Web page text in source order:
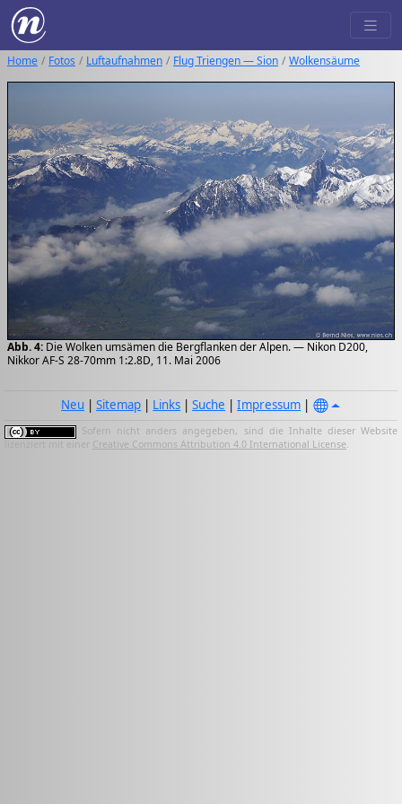
Home Fotos Luftaufnahmen Flug Triengen — Sion Wolkensäume
Abb. 4: Die Wolken umsämen die Bergflanken der Alpen. — Nikon D200,
Nikkor AF-S 28-70mm 1:2.8D, 11. Mai 2006
Neu |Sitemap | Links |Suche |Impressum |
Sofern nicht anders angegeben, sind die Inhalte dieser Website
lizenziert mit einer Creative Commons Attribution 4.0 International License.